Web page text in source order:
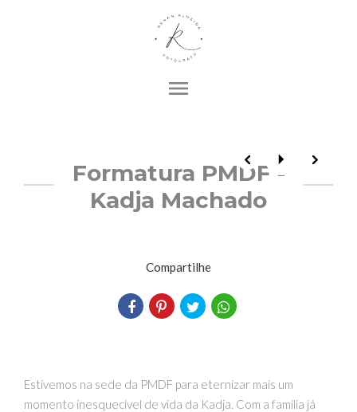
menu
Formatura PMDF -
Kadja Machado
Compartilhe
Estivemos na sede da PMDF para eternizar mais um
momento inesquecível de vida da Kadja. Com a família já